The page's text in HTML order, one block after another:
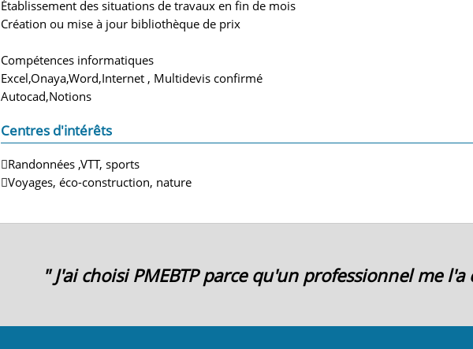
Établissement des situations de travaux en fin de mois
Création ou mise à jour bibliothèque de prix
Compétences informatiques
Excel,Onaya,Word,Internet , Multidevis confirmé
Autocad,Notions
Centres d'intérêts
Randonnées ,VTT, sports
Voyages, éco-construction, nature
" J'ai choisi PMEBTP parce qu'un professionnel me l'a